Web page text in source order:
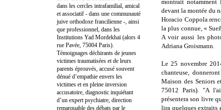
montrait notamment
devant la montée du
Horacio Coppola
la plus connue, «
A voir aussi les
Adriana Groismann.
Le 25 novembre
chanteuse,
Maison des Seniors
75012 Paris). "A
présentera son livre
lira quelques extraits
dans les cercles intrafamilial, amical
et associatif - dans une communauté
juive orthodoxe francilienne -, ainsi
que professionnel, dans les
Institutions Yad Mordekhaï (alors 4
rue Pavée, 75004 Paris).
Témoignages déchirants de jeunes
victimes traumatisées et de leurs
parents éprouvés, accusé souvent
dénué d’empathie envers les
victimes et en pleine inversion
accusatoire, diagnostic inquiétant
d’un expert psychiatre, direction
remarquable des débats par le